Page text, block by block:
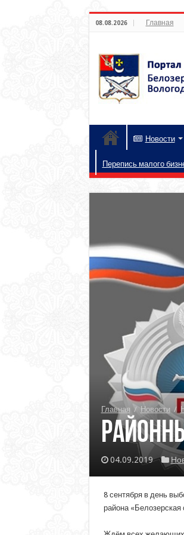
08.08.2026 Главная
Новости
Перепись малого
Главная / Новости /
04.09.2019
8 сентября в день
района